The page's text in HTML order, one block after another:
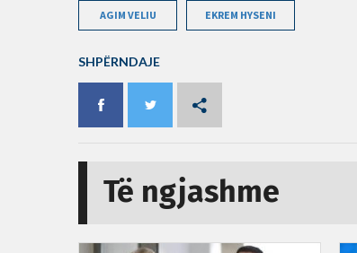
AGIM VELIU EKREM HYSENI
SHPËRNDAJE
Të ngjashme